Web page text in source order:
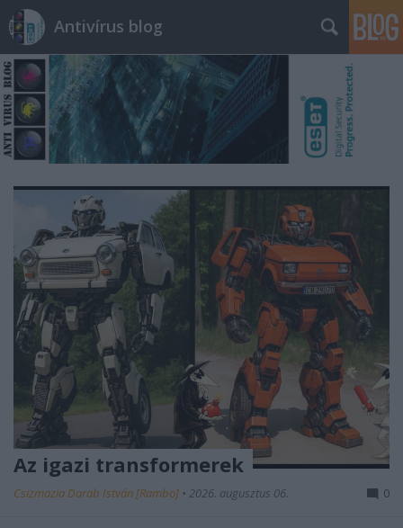
Antivírus blog
Az igazi transformerek
Csizmazia Darab István [Rambo] • 2026. augusztus 06. 0